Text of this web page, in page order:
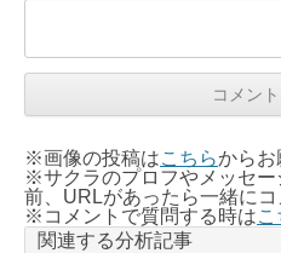
※画像の投稿はこちらからお
※サクラのプロフやメッセー
前、URLがあったら一緒にコ
※コメントで質問する時はこ
関連する分析記事